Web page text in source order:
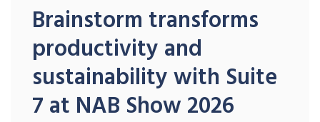
Brainstorm transforms
productivity and
sustainability with Suite
7 at NAB Show 2026